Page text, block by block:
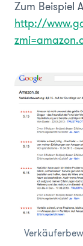
Zum Beispiel
http://